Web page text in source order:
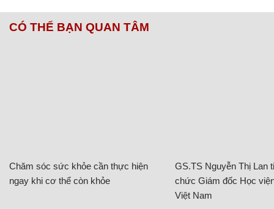
CÓ THỂ BẠN QUAN TÂM
Chăm sóc sức khỏe cần thực hiện
ngay khi cơ thể còn khỏe
GS.TS Nguyễn Thị Lan
chức Giám đốc Học
Việt Nam